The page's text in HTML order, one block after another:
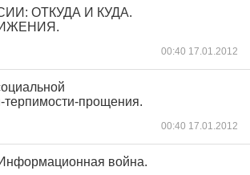
ОТКУДА И КУДА.
00:40 17.01.2012
терпимости-прощения.
00:40 17.01.2012
война.